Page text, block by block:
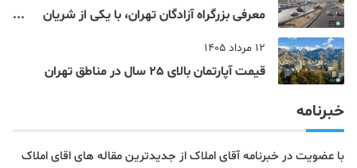
معرفی بزرگراه آزادگان تهران، با یکی از شریان
12 مرداد 1405
قیمت آپارتمان بالای 25 سال در مناطق تهران
خبرنامه
با عضویت در خبرنامه آقای املاک از جدیدترین مقاله های اقای املاک